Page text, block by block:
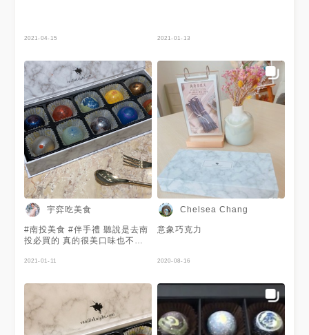
愛火星&海王星 火星內餡是宇治
常可以🤤 海王星是厚重巧克力
甘那許 搭配上覆盆子內餡 吃來
酸酸甜甜的很可以😍 - 👩🏻
Pinkoi 母親節活動👉🏻媽媽宇宙
🪐
https://www.pinkoi.com/topic/
- ©️圖片版權所有 請勿任意轉載
©️ - 💡快速分類🔜 #小云eat網
購#小云eat宅配美食 #香草騎士
#星球巧克力#小云美食#相機先
食#宅配美食
2021-04-15 2021-01-13
宇弈吃美食
#南投美食 #伴手禮 聽說是去南
投必買的 真的很美口味也不錯
2021-01-11
Chelsea Chang
意象巧克力
2020-08-16